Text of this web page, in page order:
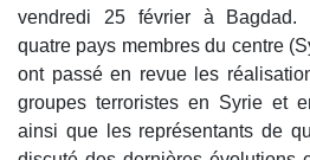
vendredi 25 février à Bagdad.
quatre pays membres du centre
ont passé en revue les
groupes terroristes en Syrie et
ainsi que les représentants de